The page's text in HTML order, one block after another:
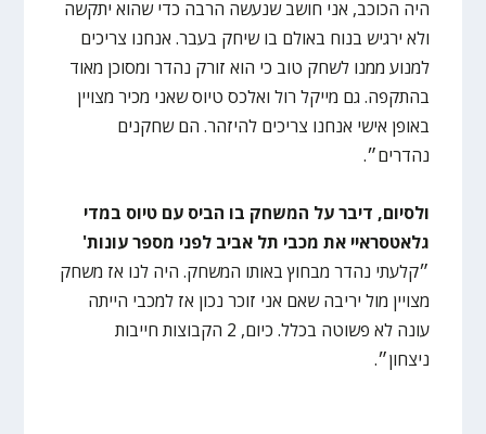
היה הכוכב, אני חושב שנעשה הרבה כדי שהוא יתקשה
ולא ירגיש בנוח באולם בו שיחק בעבר. אנחנו צריכים
למנוע ממנו לשחק טוב כי הוא זורק נהדר ומסוכן מאוד
בהתקפה. גם מייקל רול ואלכס טיוס שאני מכיר מצויין
באופן אישי אנחנו צריכים להיזהר. הם שחקנים
נהדרים״.
ולסיום, דיבר על המשחק בו הביס עם טיוס במדי
גלאטסראיי את מכבי תל אביב לפני מספר עונות'
״קלעתי נהדר מבחוץ באותו המשחק. היה לנו אז משחק
מצויין מול יריבה שאם אני זוכר נכון אז למכבי הייתה
עונה לא פשוטה בכלל. כיום, 2 הקבוצות חייבות
ניצחון״.